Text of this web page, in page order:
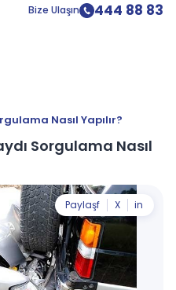
Bize Ulaşın 444 88 83
Nasıl Yapılır?
Sorgulama Nasıl
Paylaşf X in